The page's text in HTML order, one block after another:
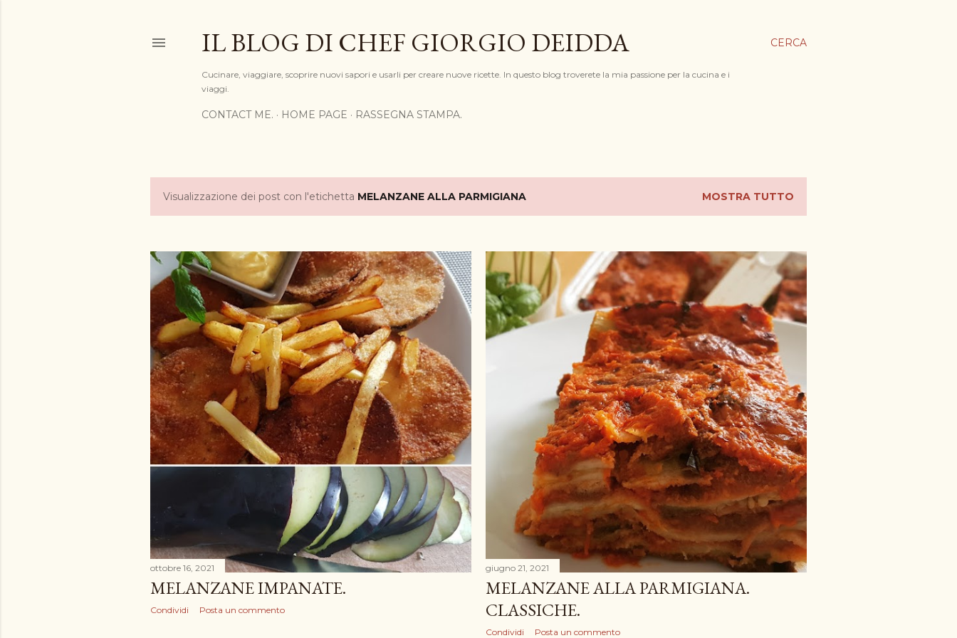
CERCA
IL BLOG DI CHEF GIORGIO DEIDDA
Cucinare, viaggiare, scoprire nuovi sapori e usarli per creare nuove ricette. In questo blog troverete la mia passione per la cucina e i
viaggi.
CONTACT ME. HOME PAGE RASSEGNA STAMPA.
P
s
t
Visualizzazione dei post con l'etichetta MELANZANE ALLA PARMIGIANA MOSTRA TUTTO
ottobre 16, 2021
MELANZANE IMPANATE.
Condividi Posta un commento
giugno 21, 2021
MELANZANE ALLA PARMIGIANA.
CLASSICHE.
Condividi Posta un commento